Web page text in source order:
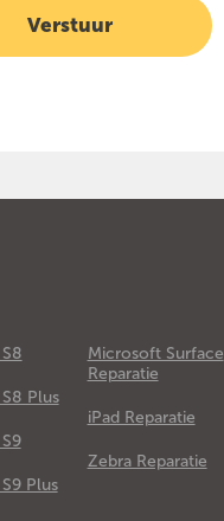
Plus
Plus
Microsoft Surface
Reparatie
iPad Reparatie
Zebra Reparatie